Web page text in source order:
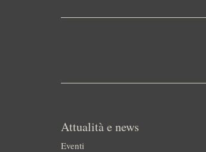
Attualità e news
Eventi